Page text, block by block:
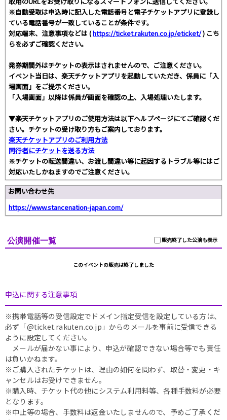
※自動受取は申込時に記入した電話番号と電子チケットアプリに登録し
ている電話番号が一致していることが条件です。
対応端末、注意事項などは (https://ticket.rakuten.co.jp/eticket/) こち
らを必ずご確認ください。
発券期間外はチケットの表示はされませんので、ご注意ください。
イベント当日は、楽天チケットアプリを起動していただき、係員に「入
場画面」をご提示ください。
「入場画面」以降は係員が画面を確認の上、入場処理いたします。
▼楽天チケットアプリのご使用方法は以下ヘルプページにてご確認くだ
さい。チケットの受け取り方もご案内しております。
楽天チケットアプリのご利用方法
同行者にチケットを送る方法
※チケットの転送間違い、お渡し間違い等に起因するトラブル等にはご
対応いたしかねますのでご注意ください。
お問い合わせ先
https://www.stancenation-japan.com/
販売終了した公演も表示
公演開催一覧
このイベントの販売は終了しました
申込に関する注意事項
※携帯電話等の受信設定でドメイン指定受信を設定している方は、
必ず「@ticket.rakuten.co.jp」からのメールを事前に受信できる
ように設定してください。
メールが届かない事により、申込が確認できない場合等でも責任
は負いかねます。
※ご購入されたチケットは、理由の如何を問わず、取替・変更・キ
ャンセルはお受けできません。
※購入時、チケット代の他にシステム利用料等、各種手数料が必要
となります。
※中止等の場合、手数料は返金いたしませんので、予めご了承くだ